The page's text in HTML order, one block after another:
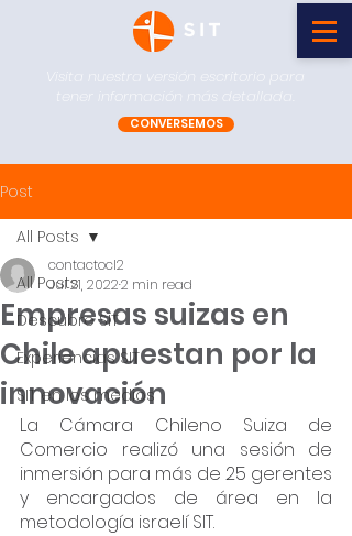
Visita nuestra versión escritorio para
tener información más detallada.
CONVERSEMOS
Post
All Posts
Descubre SIT
Experiencias SIT
SIT en los medios
All Posts
Empresas suizas en
Chile apuestan por la
innovación
contactocl2
Jul 21, 20222 min read
La Cámara Chileno Suiza de
Comercio realizó una sesión de
inmersión para más de 25 gerentes
y encargados de área en la
metodología israelí SIT.